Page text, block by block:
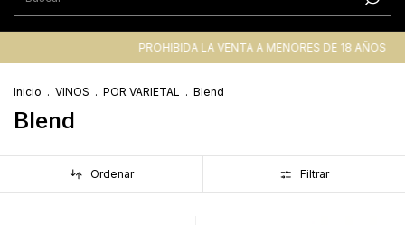
PROHIBIDA LA VENTA A MENORES DE 18 AÑOS
Inicio . VINOS . POR VARIETAL . Blend
Blend
Ordenar Filtrar